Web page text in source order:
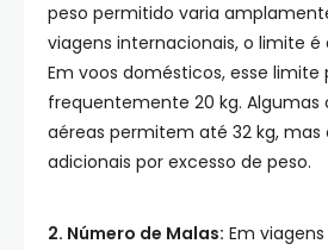
peso permitido varia
viagens internacionais, o limite é
Em voos domésticos, esse limite
frequentemente 20 kg. Algumas
aéreas permitem até 32 kg,
adicionais por excesso de peso.
2. Número de Malas: Em